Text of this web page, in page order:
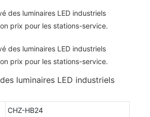
luminaires LED industriels
CHZ-HB24